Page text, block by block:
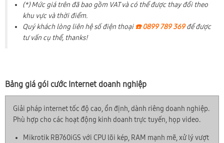
(*) Mức giá trên đã bao gồm VAT và có thể được thay đổi theo
khu vực và thời điểm.
Quý khách lòng liên hệ số điện thoại☎️ 0899 789 369để được
tư vấn cụ thể, thanks!
Bảng giá gói cước Internet doanh nghiệp
Giải pháp internet tốc độ cao, ổn định, dành riêng doanh nghiệp.
Phù hợp cho các hoạt động kinh doanh trực tuyến, họp video.
Mikrotik RB760iGS với CPU lõi kép, RAM mạnh mẽ, xử lý vượt